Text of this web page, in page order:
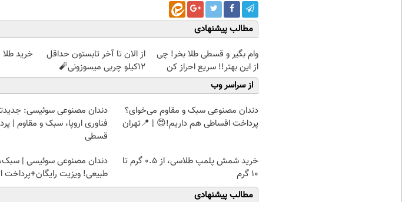
مطالب پیشنهادی
وام بگیر و قسطی طلا بخر! چی
از این بهتر!! سریع احراز کن
از الان تا آخر تابستون حداقل
12کیلو چربی میسوزونی🧨
خرید
از سراسر وب
دندان مصنوعی سبک و مقاوم می‌خوای؟
پرداخت اقساطی هم داریم!😍 | 📍تهران
دندان مصنوعی سوئیسی:
فناوری اروپا، سبک و مقاوم |
قسطی
خرید شمش پلمپ طلاسی، از ۰.۵ گرم تا
۱۰ گرم
دندان مصنوعی سوئیسی | سبک،
طبیعی! ویزیت
مطالب پیشنهادی